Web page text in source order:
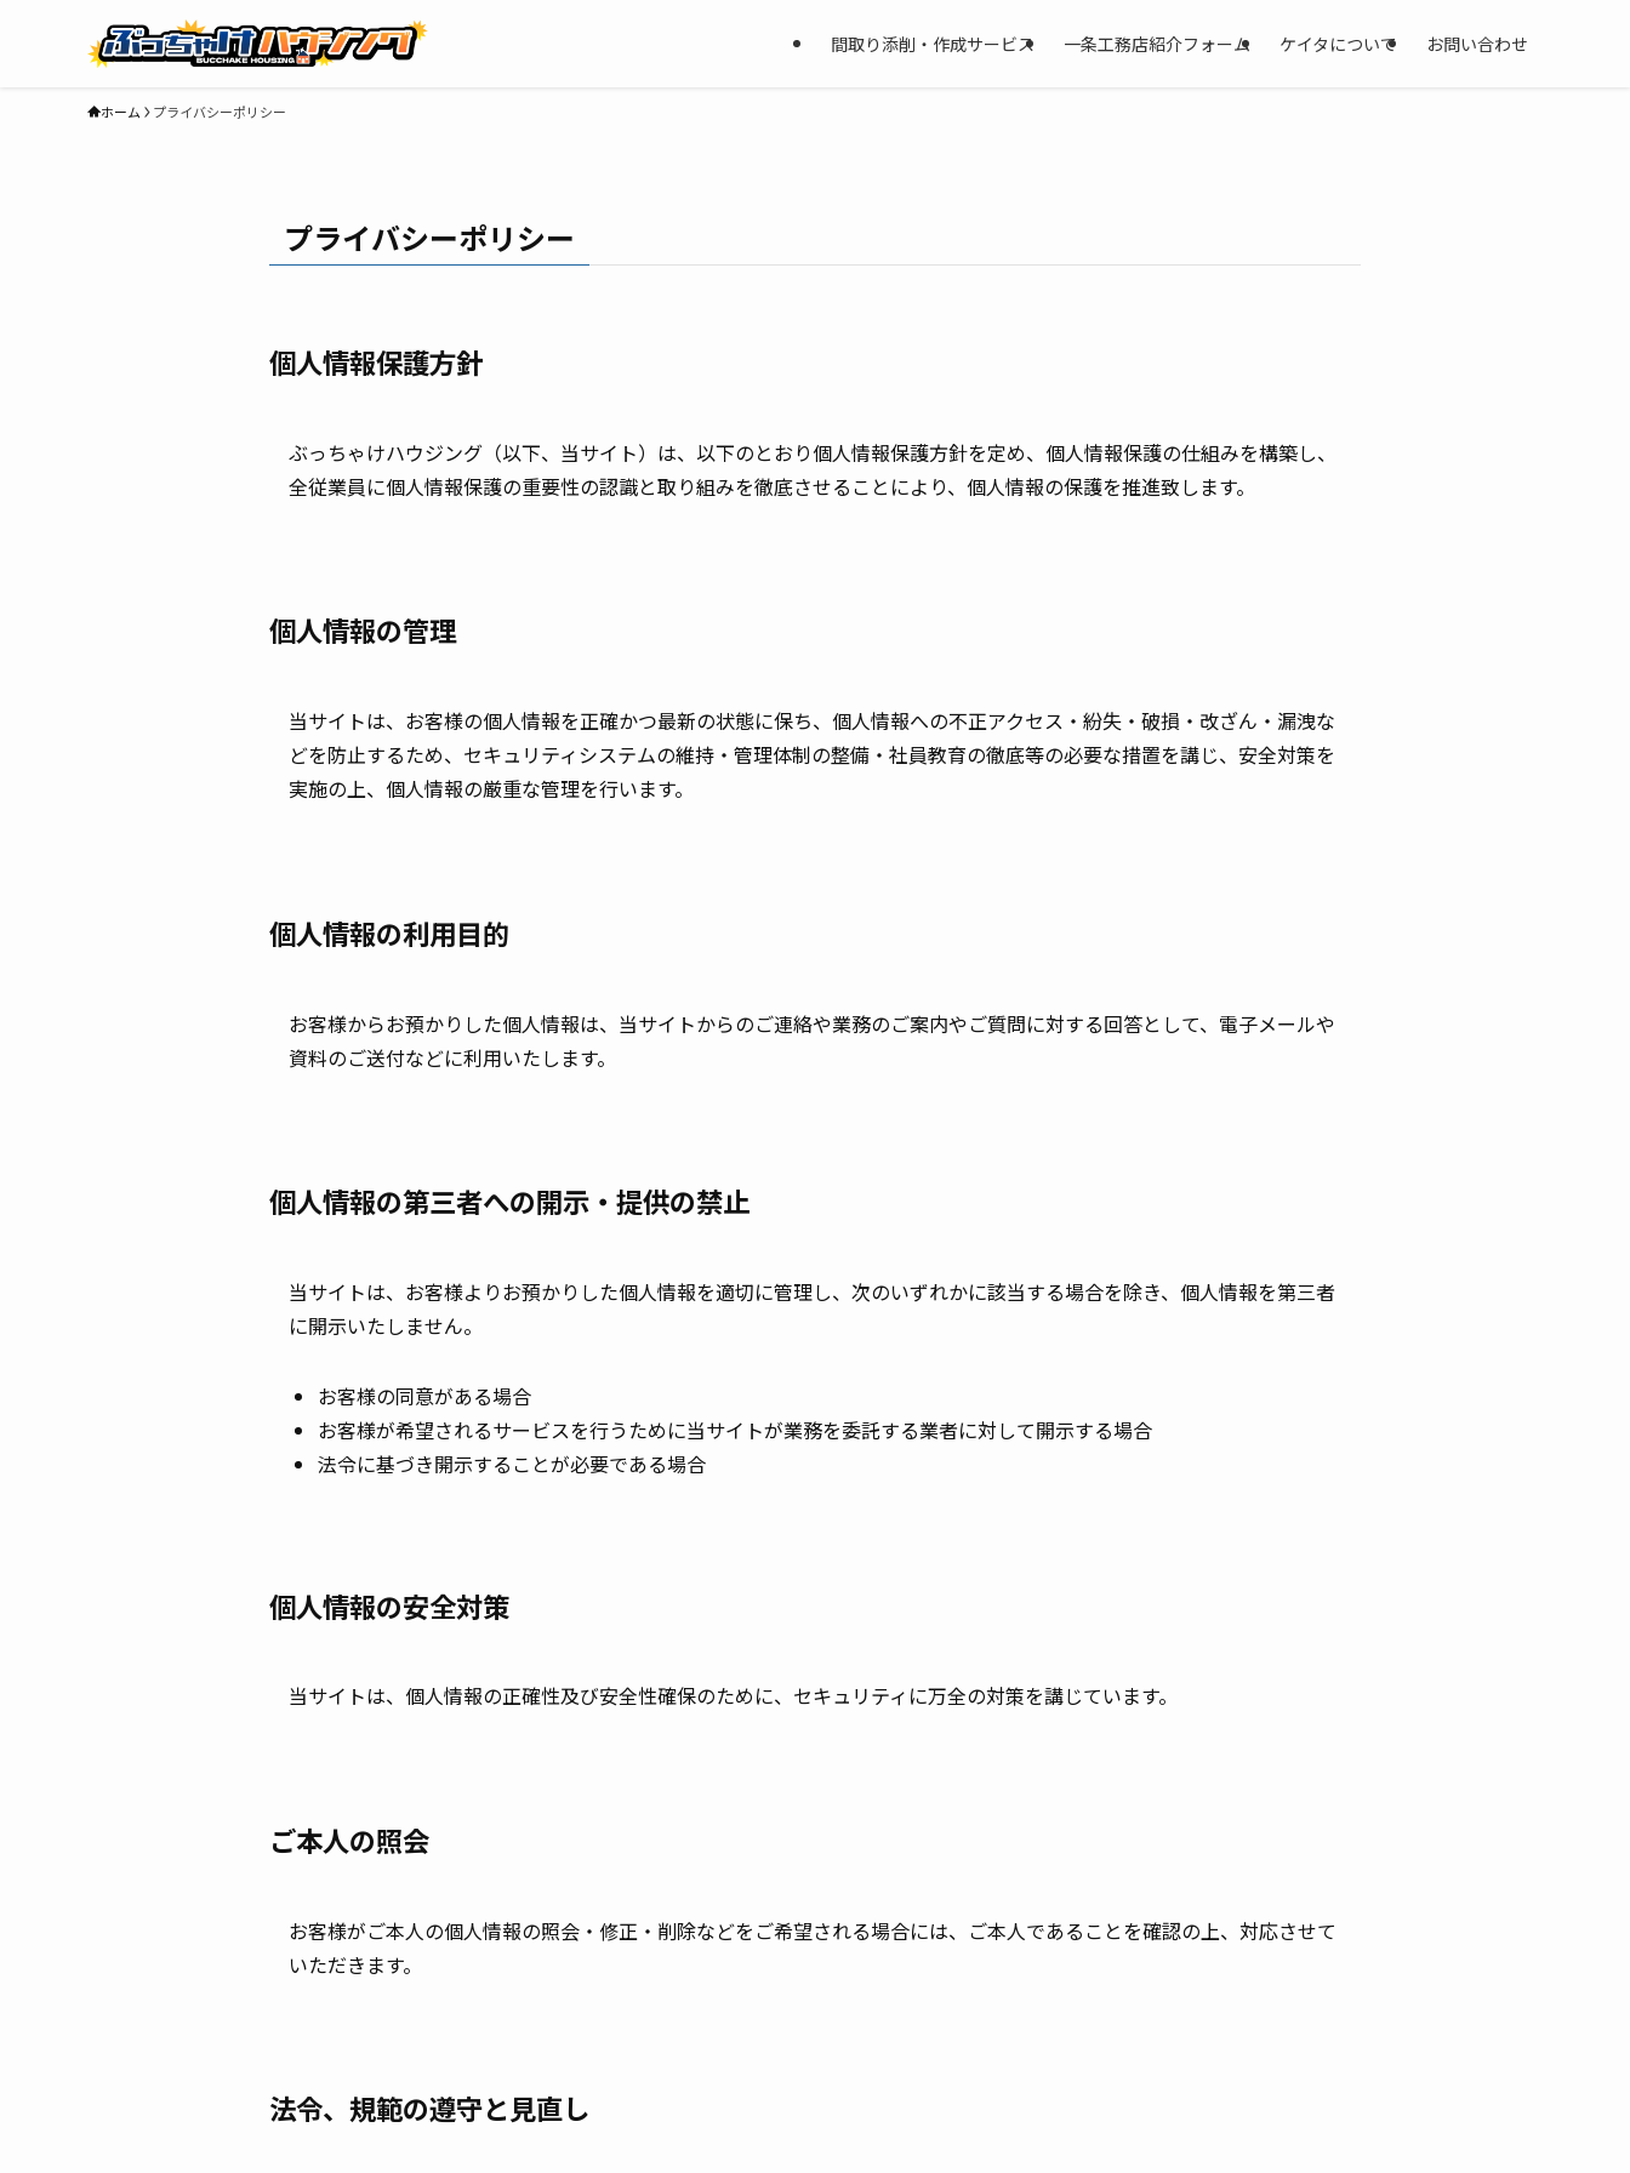
間取り添削・作成サービス 一条工務店紹介フォーム ケイタについて お問い合わせ
ホーム プライバシーポリシー
プライバシーポリシー
個人情報保護方針
ぶっちゃけハウジング（以下、当サイト）は、以下のとおり個人情報保護方針を定め、個人情報保護の仕組みを構築し、
全従業員に個人情報保護の重要性の認識と取り組みを徹底させることにより、個人情報の保護を推進致します。
個人情報の管理
当サイトは、お客様の個人情報を正確かつ最新の状態に保ち、個人情報への不正アクセス・紛失・破損・改ざん・漏洩な
どを防止するため、セキュリティシステムの維持・管理体制の整備・社員教育の徹底等の必要な措置を講じ、安全対策を
実施の上、個人情報の厳重な管理を行います。
個人情報の利用目的
お客様からお預かりした個人情報は、当サイトからのご連絡や業務のご案内やご質問に対する回答として、電子メールや
資料のご送付などに利用いたします。
個人情報の第三者への開示・提供の禁止
当サイトは、お客様よりお預かりした個人情報を適切に管理し、次のいずれかに該当する場合を除き、個人情報を第三者
に開示いたしません。
お客様の同意がある場合
お客様が希望されるサービスを行うために当サイトが業務を委託する業者に対して開示する場合
法令に基づき開示することが必要である場合
個人情報の安全対策
当サイトは、個人情報の正確性及び安全性確保のために、セキュリティに万全の対策を講じています。
ご本人の照会
お客様がご本人の個人情報の照会・修正・削除などをご希望される場合には、ご本人であることを確認の上、対応させて
いただきます。
法令、規範の遵守と見直し